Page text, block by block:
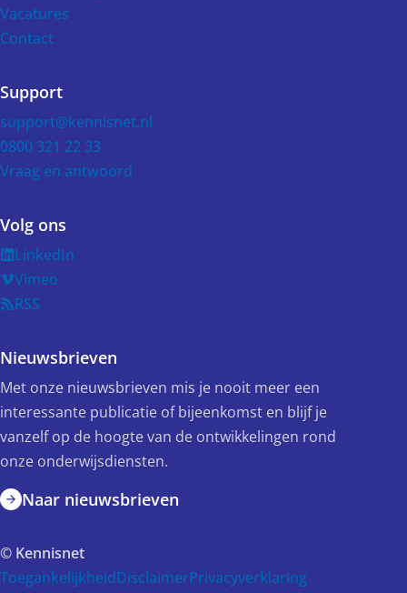
Vacatures
Contact
Support
support@kennisnet.nl
0800 321 22 33
Vraag en antwoord
Volg ons
LinkedIn
Vimeo
RSS
Nieuwsbrieven
Met onze nieuwsbrieven mis je nooit meer een
interessante publicatie of bijeenkomst en blijf je
vanzelf op de hoogte van de ontwikkelingen rond
onze onderwijsdiensten.
Naar nieuwsbrieven
© Kennisnet
ToegankelijkheidDisclaimerPrivacyverklaring